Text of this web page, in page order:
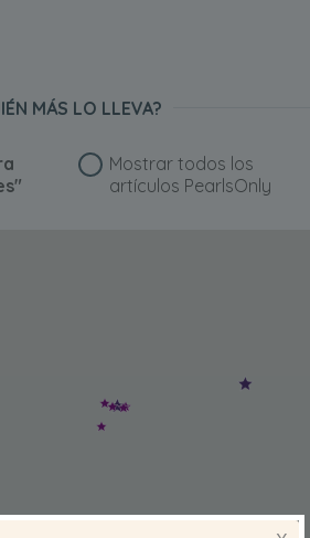
MÁS LO LLEVA?
Mostrar todos los
artículos PearlsOnly